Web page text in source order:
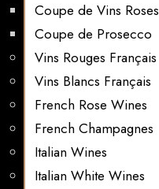
Coupe de Vins Roses
Coupe de Prosecco
Vins Rouges Français
Vins Blancs Français
French Rose Wines
French Champagnes
Italian Wines
Italian White Wines